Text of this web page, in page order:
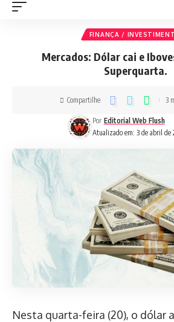
FINANÇA /
Mercados: Dólar cai e
Superquarta.
Atualizado em: 3 de abril de
Por Editorial Web Flush
Compartilhe 3
Nesta quarta-feira (20), o dólar